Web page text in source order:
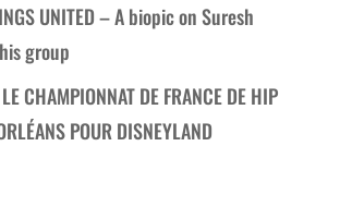
UNITED – A biopic on Suresh
group
CHAMPIONNAT DE FRANCE DE HIP
POUR DISNEYLAND